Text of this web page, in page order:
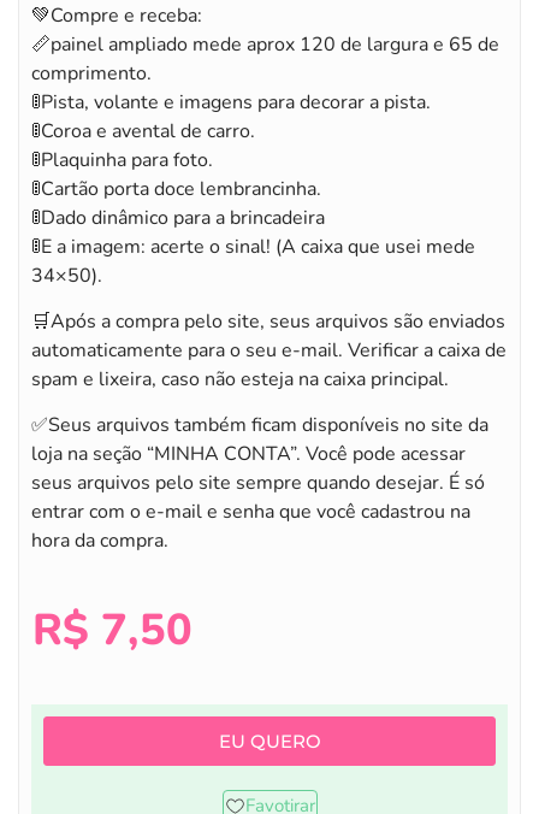
💚Compre e receba:
📏painel ampliado mede aprox 120 de largura e 65 de
comprimento.
🚦Pista, volante e imagens para decorar a pista.
🚦Coroa e avental de carro.
🚦Plaquinha para foto.
🚦Cartão porta doce lembrancinha.
🚦Dado dinâmico para a brincadeira
🚦E a imagem: acerte o sinal! (A caixa que usei mede
34×50).
🛒Após a compra pelo site, seus arquivos são enviados
automaticamente para o seu e-mail. Verificar a caixa de
spam e lixeira, caso não esteja na caixa principal.
✅Seus arquivos também ficam disponíveis no site da
loja na seção “MINHA CONTA”. Você pode acessar
seus arquivos pelo site sempre quando desejar. É só
entrar com o e-mail e senha que você cadastrou na
hora da compra.
R$ 7,50
EU QUERO
Favotirar